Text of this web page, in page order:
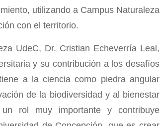
utilizando a Campus Naturaleza
con el territorio.
UdeC, Dr. Cristian Echeverría Leal,
y su contribución a los desafíos
a la ciencia como piedra angular
de la biodiversidad y al bienestar
rol muy importante y contribuye